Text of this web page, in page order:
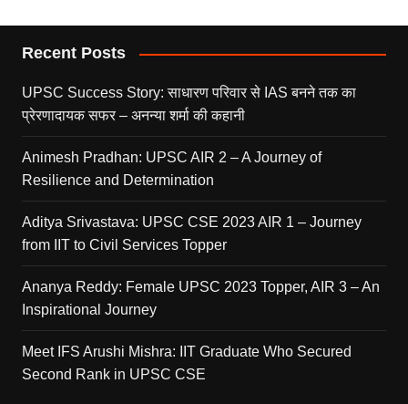
Recent Posts
UPSC Success Story: साधारण परिवार से IAS बनने तक का
प्रेरणादायक सफर – अनन्या शर्मा की कहानी
Animesh Pradhan: UPSC AIR 2 – A Journey of
Resilience and Determination
Aditya Srivastava: UPSC CSE 2023 AIR 1 – Journey
from IIT to Civil Services Topper
Ananya Reddy: Female UPSC 2023 Topper, AIR 3 – An
Inspirational Journey
Meet IFS Arushi Mishra: IIT Graduate Who Secured
Second Rank in UPSC CSE